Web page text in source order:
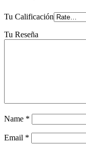
Tu Calificación
Tu Reseña
Name *
Email *